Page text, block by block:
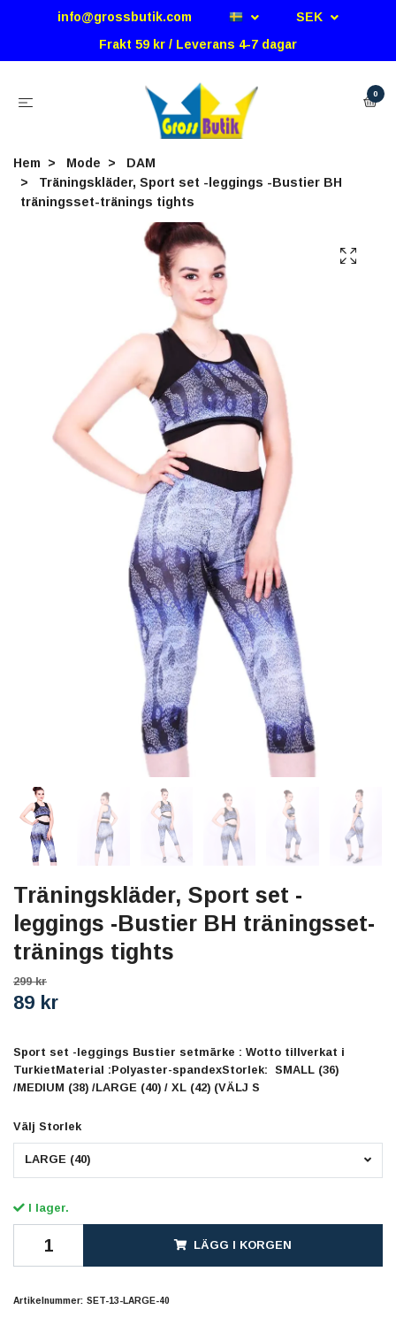
info@grossbutik.com
SEK
Frakt 59 kr / Leverans 4-7 dagar
0
Hem Mode
DAM
Träningskläder, Sport set -leggings -Bustier BH
träningsset-tränings tights
Träningskläder, Sport set -
leggings -Bustier BH träningsset-
tränings tights
299 kr
89 kr
Sport set -leggings Bustier setmärke : Wotto tillverkat i
TurkietMaterial :Polyaster-spandexStorlek: SMALL (36)
/MEDIUM (38) /LARGE (40) / XL (42) (VÄLJ S
Välj Storlek
LARGE (40)
I lager.
LÄGG I KORGEN
Artikelnummer: SET-13-LARGE-40